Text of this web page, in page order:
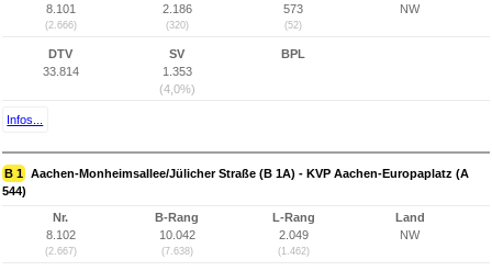
8.101
(2.666)
2.186
(320)
573
(52)
NW
DTV
33.814
SV
1.353
(4,0%)
BPL
Infos...
B 1 Aachen-Monheimsallee/Jülicher Straße (B 1A) - KVP Aachen-Europaplatz (A
544)
Nr.
8.102
(2.667)
B-Rang
10.042
(7.638)
L-Rang
2.049
(1.462)
Land
NW